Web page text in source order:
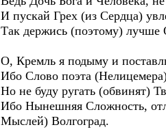
И пускай Грех (из Сердца)
Так держись (поэтому)
О, Кремль я подыму и
Ибо Слово поэта
Но не буду ругать (обвинят)
Ибо Нынешняя Сложность,
Мыслей) Волгоград.